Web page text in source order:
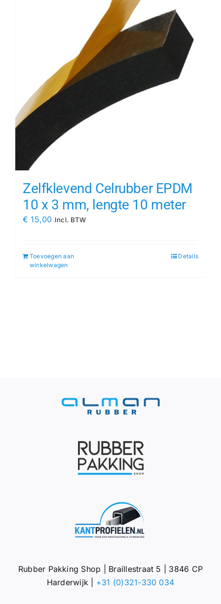
Zelfklevend Celrubber EPDM
10 x 3 mm, lengte 10 meter
€ 15,00 Incl. BTW
Toevoegen aan
winkelwagen
Details
Rubber Pakking Shop | Braillestraat 5 | 3846 CP
Harderwijk | +31 (0)321-330 034